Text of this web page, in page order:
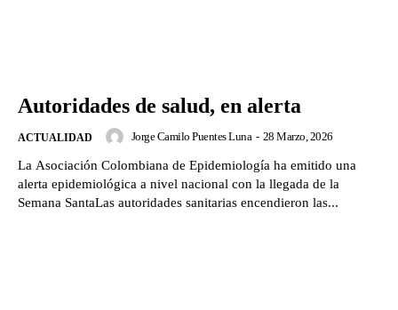
Autoridades de salud, en alerta
ACTUALIDAD Jorge Camilo Puentes Luna - 28 Marzo, 2026
La Asociación Colombiana de Epidemiología ha emitido una
alerta epidemiológica a nivel nacional con la llegada de la
Semana SantaLas autoridades sanitarias encendieron las...